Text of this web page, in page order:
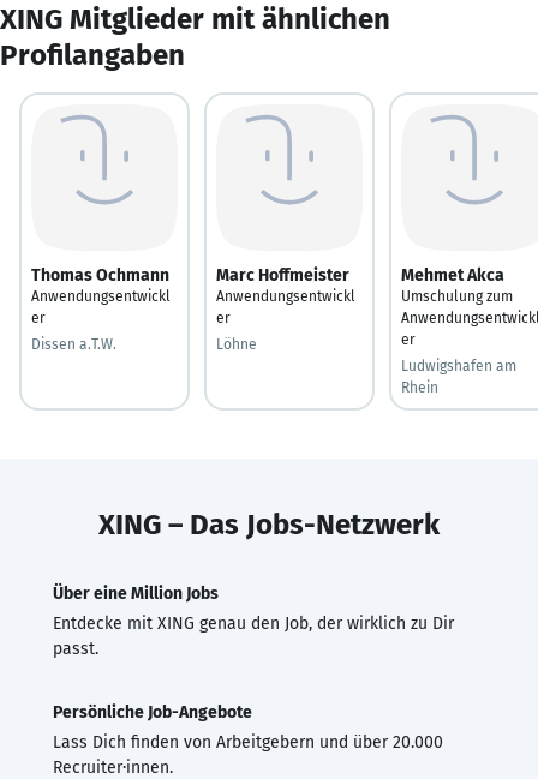
XING Mitglieder mit ähnlichen
Profilangaben
Thomas Ochmann
Anwendungsentwickl
er
Dissen a.T.W.
Marc Hoffmeister
Anwendungsentwickl
er
Löhne
Mehmet Akca
Umschulung zum
er
Ludwigshafen am
Rhein
XING – Das Jobs-Netzwerk
Über eine Million Jobs
Entdecke mit XING genau den Job, der wirklich zu Dir
passt.
Persönliche Job-Angebote
Lass Dich finden von Arbeitgebern und über 20.000
Recruiter·innen.